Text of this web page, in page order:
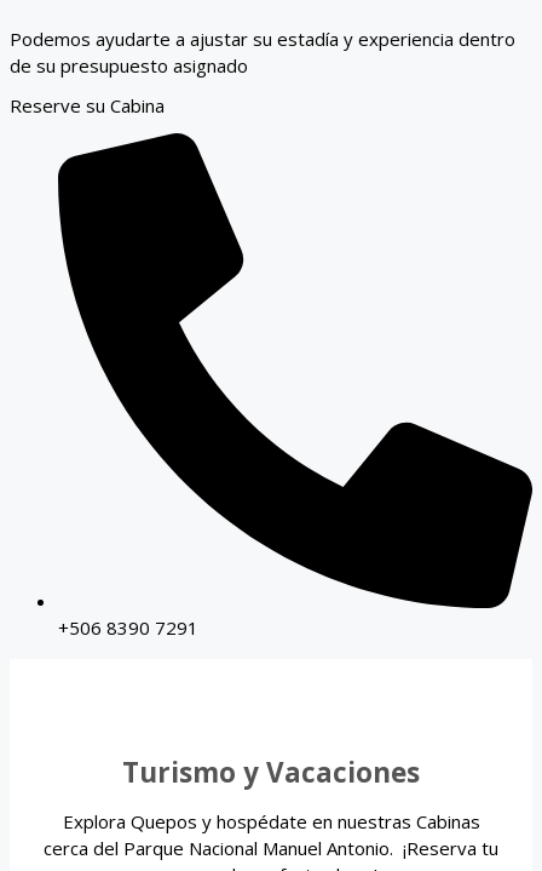
Podemos ayudarte a ajustar su estadía y experiencia dentro
de su presupuesto asignado
Reserve su Cabina
+506 8390 7291
Turismo y Vacaciones
Explora Quepos y hospédate en nuestras Cabinas
cerca del Parque Nacional Manuel Antonio. ¡Reserva tu